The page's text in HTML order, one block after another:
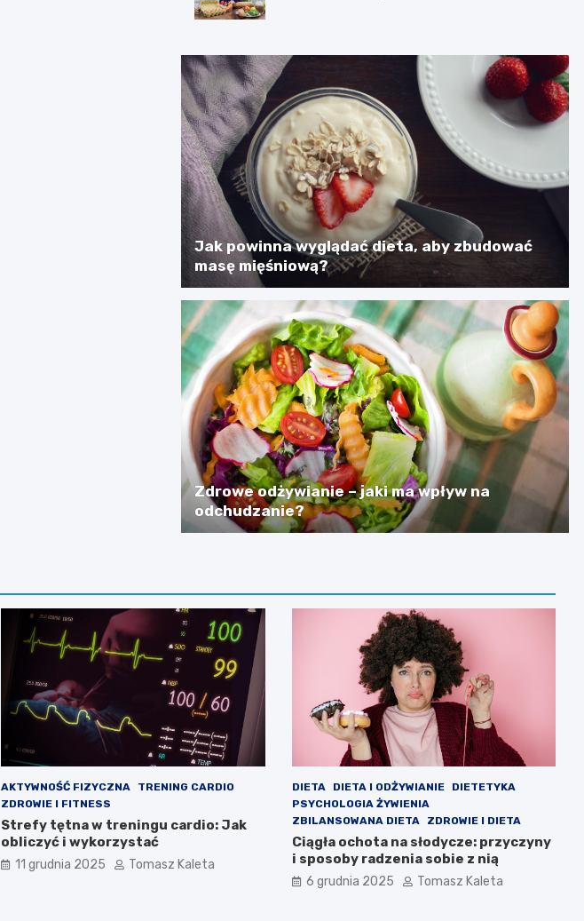
Jak powinna wyglądać dieta, aby zbudować
masę mięśniową?
Zdrowe odżywianie – jaki ma wpływ na
odchudzanie?
AKTYWNOŚĆ FIZYCZNA
TRENING CARDIO
ZDROWIE I FITNESS
Strefy tętna w treningu cardio: Jak
obliczyć i wykorzystać
11 grudnia 2025 Tomasz Kaleta
DIETA DIETA I ODŻYWIANIE
DIETETYKA
PSYCHOLOGIA ŻYWIENIA
ZBILANSOWANA DIETA
ZDROWIE I DIETA
Ciągła ochota na słodycze: przyczyny
i sposoby radzenia sobie z nią
6 grudnia 2025 Tomasz Kaleta